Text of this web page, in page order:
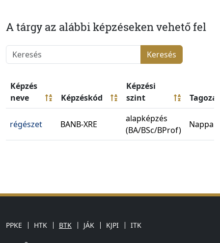
A tárgy az alábbi képzéseken vehető fel
Keresés
Képzés
neve
Képzéskód
Képzési
szint
Tagozat
régészet BANB-XRE
alapképzés
(BA/BSc/BProf)
Nappali
PPKE HTK BTK JÁK KJPI ITK